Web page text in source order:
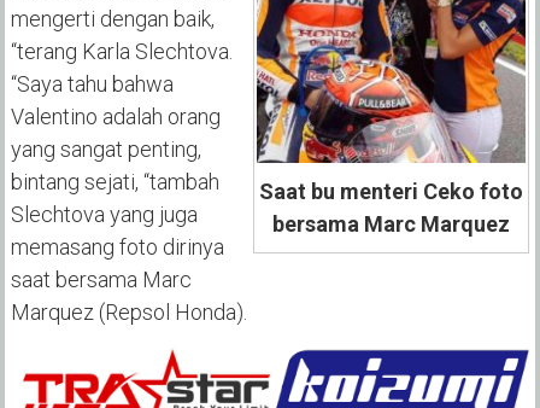
Saat bu menteri Ceko foto
bersama Marc Marquez
mengerti dengan baik,
“terang Karla Slechtova.
“Saya tahu bahwa
Valentino adalah orang
yang sangat penting,
bintang sejati, “tambah
Slechtova yang juga
memasang foto dirinya
saat bersama Marc
Marquez (Repsol Honda).